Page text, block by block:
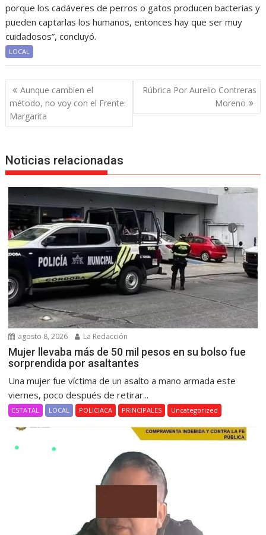
porque los cadáveres de perros o gatos producen bacterias y
pueden captarlas los humanos, entonces hay que ser muy
cuidadosos”, concluyó.
LOCAL
Navegación
de
entradas
Aunque cambien el
método, no voy con el Frente:
Margarita
Rúbrica Por Aurelio Contreras
Moreno
Noticias relacionadas
agosto 8, 2026 La Redacción
Mujer llevaba más de 50 mil pesos en su bolso fue
sorprendida por asaltantes
Una mujer fue víctima de un asalto a mano armada este
viernes, poco después de retirar...
ESTATAL LOCAL POLICIACA PRINCIPALES Uncategorized